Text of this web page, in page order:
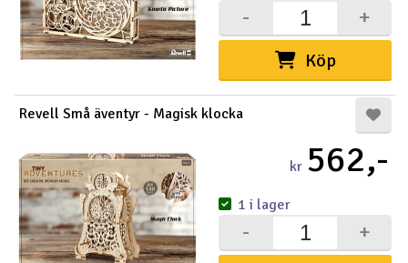
Köp
+
-
Revell Små äventyr - Magisk klocka
kr 562,-
+
-
1 i lager